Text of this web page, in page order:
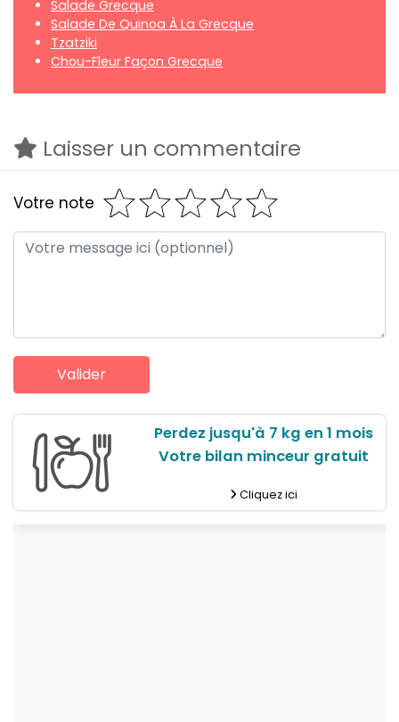
Salade Grecque
Salade De Quinoa À La Grecque
Tzatziki
Chou-Fleur Façon Grecque
Laisser un commentaire
Votre note
Perdez jusqu'à 7 kg en 1 mois
Votre bilan minceur gratuit
Cliquez ici